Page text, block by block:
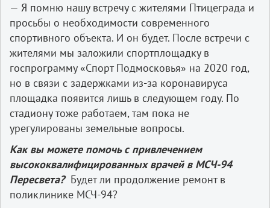
— Я помню нашу встречу с жителями Птицеграда и
просьбы о необходимости современного
спортивного объекта. И он будет. После встречи с
жителями мы заложили спортплощадку в
госпрограмму «Спорт Подмосковья» на 2020 год,
но в связи с задержками из-за коронавируса
площадка появится лишь в следующем году. По
стадиону тоже работаем, там пока не
урегулированы земельные вопросы.
Как вы можете помочь с привлечением
высококвалифицированных врачей в МСЧ-94
Пересвета? Будет ли продолжение ремонт в
поликлинике МСЧ-94?